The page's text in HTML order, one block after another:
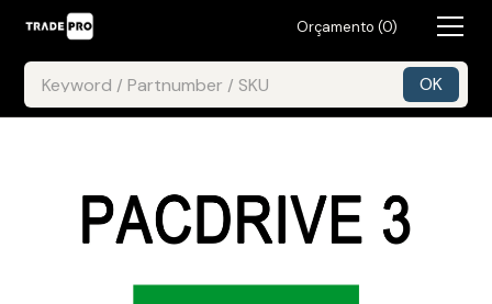
Orçamento (0)